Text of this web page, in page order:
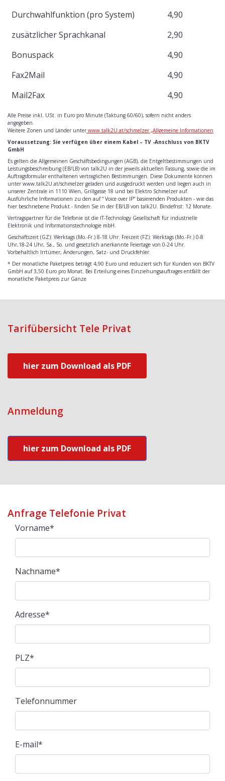
Durchwahlfunktion (pro System)
4,90
zusätzlicher Sprachkanal
2,90
Bonuspack
4,90
Fax2Mail
4,90
Mail2Fax
4,90
Alle Preise inkl. USt. in Euro pro Minute (Taktung 60/60), sofern nicht anders
angegeben.
Weitere Zonen und Länder unter www.talk2U.at/schmelzer „Allgemeine Informationen
Voraussetzung: Sie verfügen über einem Kabel – TV -Anschluss von BKTV
GmbH
Es gelten die Allgemeinen Geschäftsbedingungen (AGB), die Entgeltbestimmungen und
Leistungsbeschreibung (EB/LB) von talk2U in der jeweils aktuellen Fassung, sowie die im
Auftragsformular enthaltenen vertraglichen Bestimmungen. Diese Dokumente können
unter www.talk2U.at/schmelzer geladen und ausgedruckt werden und liegen auch in
unserer Zentrale in 1110 Wien, Grillgasse 18 und bei Elektro Schmelzer auf.
Ausführliche Informationen zu den auf “ Voice over IP” basierenden Produkten - wie das
hier beschriebene Produkt - finden Sie in der EB/LB von talk2U. Bindefrist: 12 Monate.
Vertragspartner für die Telefonie ist die IT-Technology Gesellschaft für industrielle
Elektronik und Informationstechnologie mbH.
Geschäftszeit (GZ): Werktags (Mo.-Fr.) 8-18 Uhr. Freizeit (FZ): Werktags (Mo.-Fr.) 0-8
Uhr,18-24 Uhr, Sa., So. und gesetzlich anerkannte Feiertage von 0-24 Uhr.
Vorbehaltlich Irrtümer, Änderungen, Satz- und Druckfehler.
* Der monatliche Paketpreis beträgt 4,90 Euro und reduziert sich für Kunden von BKTV
GmbH auf 3,50 Euro pro Monat. Bei Erteilung eines Einziehungsauftrages entfällt der
monatliche Paketpreis zur Gänze
Tarifübersicht Tele Privat
hier zum Download als PDF
Anmeldung
hier zum Download als PDF
Anfrage Telefonie Privat
Vorname*
Nachname*
Adresse*
PLZ*
Telefonnummer
E-mail*